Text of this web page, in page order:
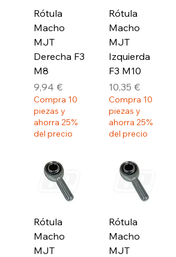
Rótula
Macho
MJT
Derecha F3
M8
Precio
9,94 €
Compra 10
piezas y
ahorra 25%
del precio
Rótula
Macho
MJT
Izquierda
F3 M10
Precio
10,35 €
Compra 10
piezas y
ahorra 25%
del precio
Rótula
Macho
MJT
Rótula
Macho
MJT